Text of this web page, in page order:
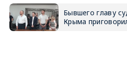
Бывшего главу
Крыма